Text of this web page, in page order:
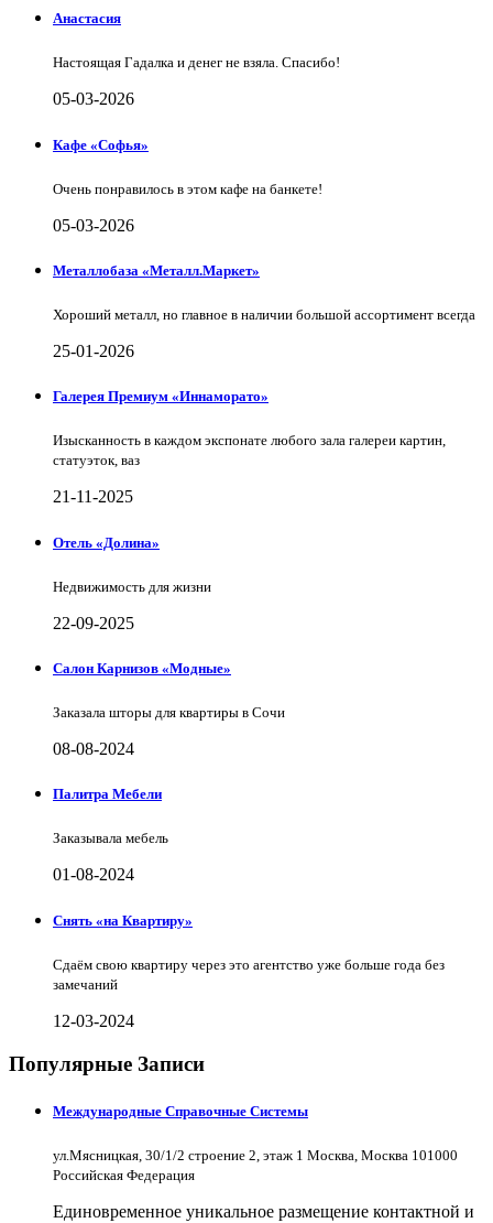
Анастасия
Настоящая Гадалка и денег не взяла. Спасибо!
05-03-2026
Кафе «Софья»
Очень понравилось в этом кафе на банкете!
05-03-2026
Металлобаза «Металл.Маркет»
Хороший металл, но главное в наличии большой ассортимент всегда
25-01-2026
Галерея Премиум «Иннаморато»
Изысканность в каждом экспонате любого зала галереи картин,
статуэток, ваз
21-11-2025
Отель «Долина»
Недвижимость для жизни
22-09-2025
Салон Карнизов «Модные»
Заказала шторы для квартиры в Сочи
08-08-2024
Палитра Мебели
Заказывала мебель
01-08-2024
Снять «на Квартиру»
Сдаём свою квартиру через это агентство уже больше года без
замечаний
12-03-2024
Популярные Записи
Международные Справочные Системы
ул.Мясницкая, 30/1/2 строение 2, этаж 1 Москва, Москва 101000
Российская Федерация
Единовременное уникальное размещение контактной и